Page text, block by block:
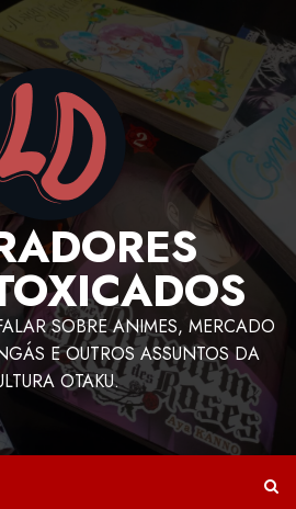
SOBRE ANIMES, MERCADO
E OUTROS ASSUNTOS DA
OTAKU.